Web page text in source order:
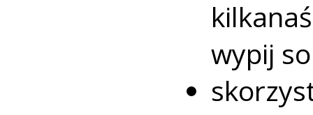
wypij